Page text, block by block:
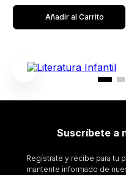
Añadir al Carrito
Suscríbete a
Regístrate y recibe para tu
mantente informado de